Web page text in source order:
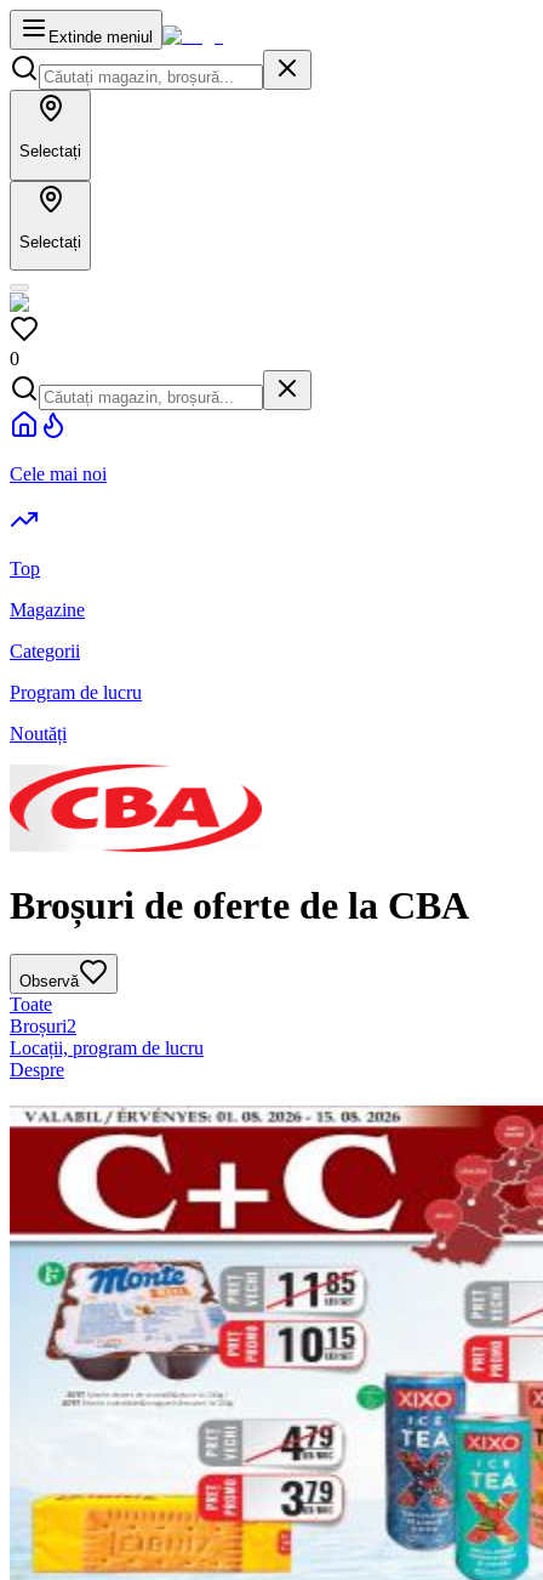
Extinde meniul
Selectați
Selectați
0
Cele mai noi
Top
Magazine
Categorii
Program de lucru
Noutăți
Broșuri de oferte de la CBA
Observă
Toate
Broșuri2
Locații, program de lucru
Despre